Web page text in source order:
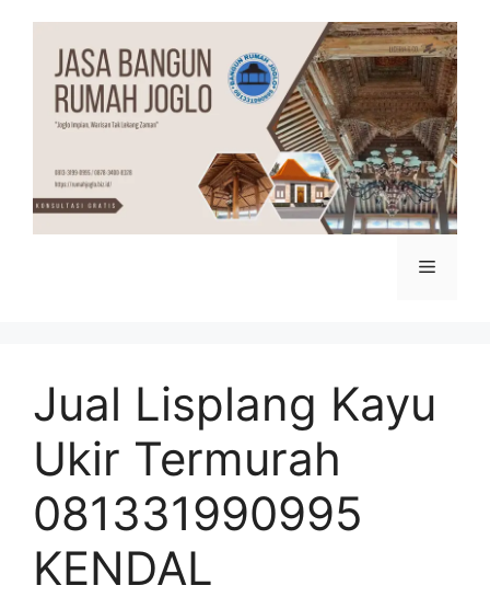
content
Menu
Jual Lisplang Kayu
Ukir Termurah
081331990995
KENDAL